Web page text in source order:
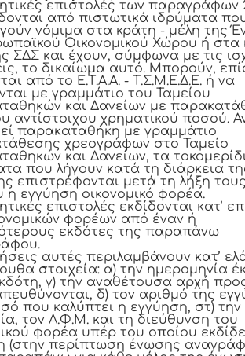
επιστολές των παραγράφων
από πιστωτικά ιδρύματα
νόμιμα στα κράτη - μέλη της
Οικονομικού Χώρου ή στα
ΣΔΣ και έχουν, σύμφωνα με τις
το δικαίωμα αυτό. Μπορούν,
από το Ε.Τ.Α.Α. - Τ.Σ.Μ.Ε.Δ.Ε. ή να
με γραμμάτιο του Ταμείου
και Δανείων με
αντίστοιχου χρηματικού ποσού.
παρακαταθήκη με γραμμάτιο
χρεογράφων στο Ταμείο
και Δανείων, τα
που λήγουν κατά τη διάρκεια
επιστρέφονται μετά τη λήξη
η εγγύηση οικονομικό φορέα.
επιστολές εκδίδονται κατ’
φορέων από έναν ή
εκδότες της παραπάνω
αυτές περιλαμβάνουν κατ’
στοιχεία: α) την ημερομηνία
γ) την αναθέτουσα αρχή
δ) τον αριθμό της
που καλύπτει η εγγύηση, στ)
τον Α.Φ.Μ. και τη διεύθυνση του
φορέα υπέρ του οποίου
(στην περίπτωση ένωσης